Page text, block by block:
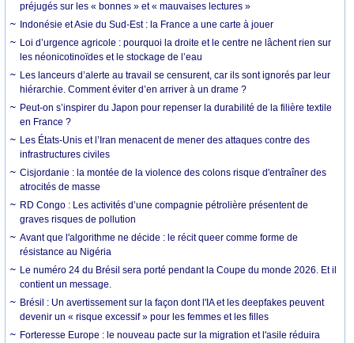
préjugés sur les « bonnes » et « mauvaises lectures »
Indonésie et Asie du Sud-Est : la France a une carte à jouer
Loi d’urgence agricole : pourquoi la droite et le centre ne lâchent rien sur
les néonicotinoïdes et le stockage de l’eau
Les lanceurs d’alerte au travail se censurent, car ils sont ignorés par leur
hiérarchie. Comment éviter d’en arriver à un drame ?
Peut-on s’inspirer du Japon pour repenser la durabilité de la filière textile
en France ?
Les États-Unis et l’Iran menacent de mener des attaques contre des
infrastructures civiles
Cisjordanie : la montée de la violence des colons risque d'entraîner des
atrocités de masse
RD Congo : Les activités d’une compagnie pétrolière présentent de
graves risques de pollution
Avant que l'algorithme ne décide : le récit queer comme forme de
résistance au Nigéria
Le numéro 24 du Brésil sera porté pendant la Coupe du monde 2026. Et il
contient un message.
Brésil : Un avertissement sur la façon dont l'IA et les deepfakes peuvent
devenir un « risque excessif » pour les femmes et les filles
Forteresse Europe : le nouveau pacte sur la migration et l'asile réduira